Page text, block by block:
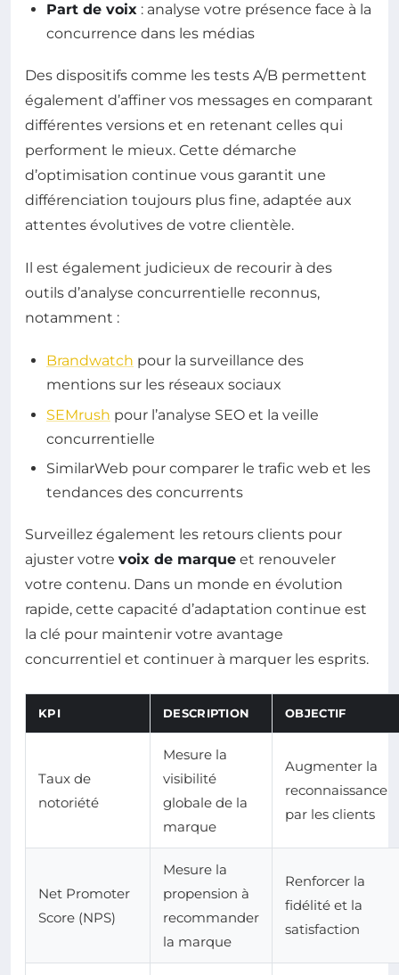
Part de voix : analyse votre présence face à la
concurrence dans les médias
Des dispositifs comme les tests A/B permettent
également d’affiner vos messages en comparant
différentes versions et en retenant celles qui
performent le mieux. Cette démarche
d’optimisation continue vous garantit une
différenciation toujours plus fine, adaptée aux
attentes évolutives de votre clientèle.
Il est également judicieux de recourir à des
outils d’analyse concurrentielle reconnus,
notamment :
Brandwatch pour la surveillance des
mentions sur les réseaux sociaux
SEMrush pour l’analyse SEO et la veille
concurrentielle
SimilarWeb pour comparer le trafic web et les
tendances des concurrents
Surveillez également les retours clients pour
ajuster votre voix de marque et renouveler
votre contenu. Dans un monde en évolution
rapide, cette capacité d’adaptation continue est
la clé pour maintenir votre avantage
concurrentiel et continuer à marquer les esprits.
KPI DESCRIPTION OBJECTIF
Taux de
notoriété
Mesure la
visibilité
globale de la
marque
Augmenter la
reconnaissance
par les clients
Net Promoter
Score (NPS)
Mesure la
propension à
recommander
la marque
Renforcer la
fidélité et la
satisfaction